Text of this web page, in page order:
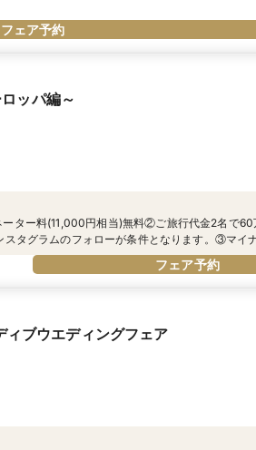
フェア予約
ッパ編～
ター料(11,000円相当)無料②ご旅行代金2名で
タグラムのフォローが条件となります。③マイ
④ご来館いただいたお客様全員にうれしい『ビュ
フェア予約
ィブウエディングフェア